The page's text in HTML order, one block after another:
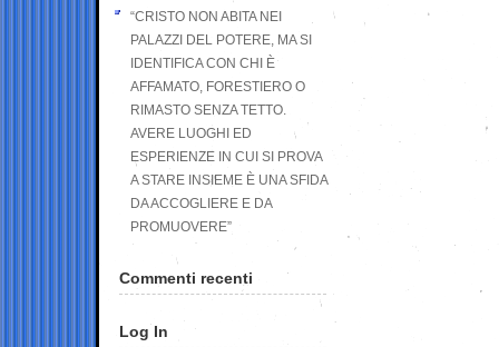
“CRISTO NON ABITA NEI
PALAZZI DEL POTERE, MA SI
IDENTIFICA CON CHI È
AFFAMATO, FORESTIERO O
RIMASTO SENZA TETTO.
AVERE LUOGHI ED
ESPERIENZE IN CUI SI PROVA
A STARE INSIEME È UNA SFIDA
DA ACCOGLIERE E DA
PROMUOVERE”
Commenti recenti
Log In